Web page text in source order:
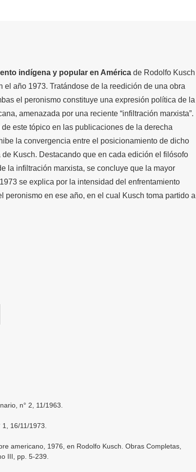
indígena y popular en América de Rodolfo Kusch
el año 1973. Tratándose de la reedición de una obra
el peronismo constituye una expresión política de la
amenazada por una reciente “infiltración marxista”.
este tópico en las publicaciones de la derecha
la convergencia entre el posicionamiento de dicho
Kusch. Destacando que en cada edición el filósofo
la infiltración marxista, se concluye que la mayor
se explica por la intensidad del enfrentamiento
peronismo en ese año, en el cual Kusch toma partido a
n° 2, 11/1963.
16/11/1973.
americano, 1976, en Rodolfo Kusch. Obras Completas,
III, pp. 5-239.